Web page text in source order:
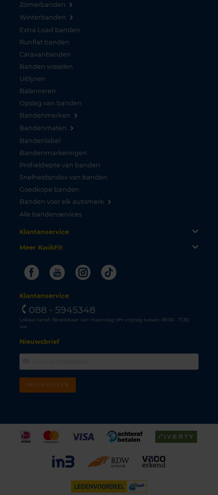
Zomerbanden
Winterbanden
Extra Load banden
Runflat banden
Caravanbanden
Banden wisselen
Uitlijnen
Balanceren
Opslag van banden
Bandenmerken
Bandenmaten
Bandenlabel
Bandenmarkeringen
Profieldiepte van banden
Snelheidsindex van banden
Goedkope banden
Banden voor elk automerk
Alle bandenservices
Klantenservice
Meer KwikFit
FacebookYoutubeInstagram
Tiktok
Klantenservice
088 - 5945348
Lokaal tarief. Bereikbaar van maandag t/m vrijdag tussen 08.00 - 17.30
uur.
Nieuwsbrief
INSCHRIJVEN